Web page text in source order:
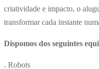
criatividade e impacto, o
transformar cada instante
Dispomos dos seguintes
. Robots